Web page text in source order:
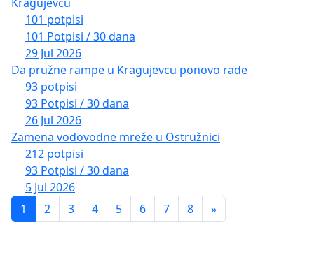
101 potpisi
101 Potpisi / 30 dana
29 Jul 2026
Da pružne rampe u Kragujevcu ponovo rade
93 potpisi
93 Potpisi / 30 dana
26 Jul 2026
Zamena vodovodne mreže u Ostružnici
212 potpisi
93 Potpisi / 30 dana
5 Jul 2026
1
2 3 4 5 6 7 8 »